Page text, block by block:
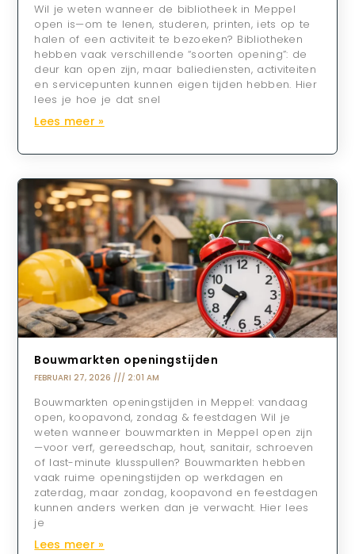
Wil je weten wanneer de bibliotheek in Meppel
open is—om te lenen, studeren, printen, iets op te
halen of een activiteit te bezoeken? Bibliotheken
hebben vaak verschillende “soorten opening”: de
deur kan open zijn, maar baliediensten, activiteiten
en servicepunten kunnen eigen tijden hebben. Hier
lees je hoe je dat snel
Lees meer »
Bouwmarkten openingstijden
FEBRUARI 27, 2026 2:01 AM
Bouwmarkten openingstijden in Meppel: vandaag
open, koopavond, zondag & feestdagen Wil je
weten wanneer bouwmarkten in Meppel open zijn
—voor verf, gereedschap, hout, sanitair, schroeven
of last-minute klusspullen? Bouwmarkten hebben
vaak ruime openingstijden op werkdagen en
zaterdag, maar zondag, koopavond en feestdagen
kunnen anders werken dan je verwacht. Hier lees
je
Lees meer »